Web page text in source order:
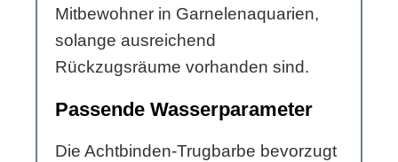
Mitbewohner in Garnelenaquarien,
solange ausreichend
Rückzugsräume vorhanden sind.
Passende Wasserparameter
Die Achtbinden-Trugbarbe bevorzugt